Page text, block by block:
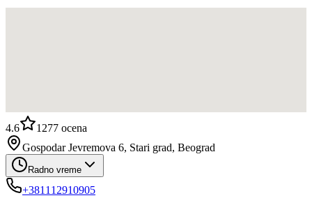
4.6 1277 ocena
Gospodar Jevremova 6, Stari grad, Beograd
Radno vreme
+381112910905